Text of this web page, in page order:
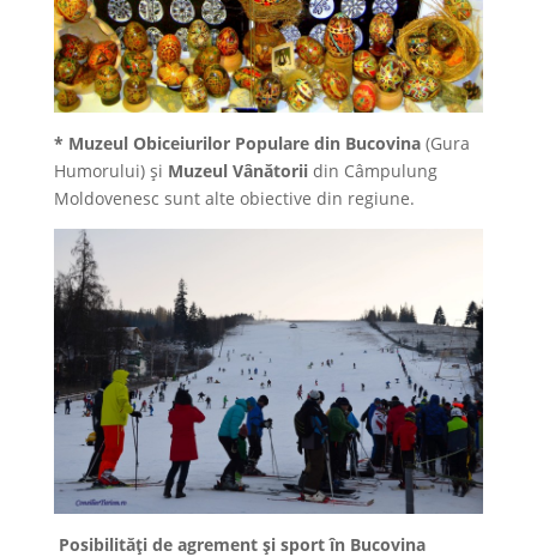
* Muzeul Obiceiurilor Populare din Bucovina(Gura
Humorului) şi Muzeul Vânătoriidin Câmpulung
Moldovenesc sunt alte obiective din regiune.
Posibilităţi de agrement şi sport în Bucovina